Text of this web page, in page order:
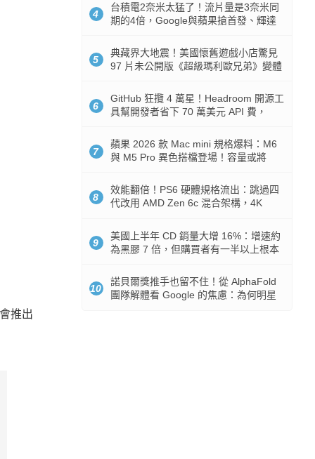
推出
4
台積電2奈米太猛了！流片量是3奈米同
期的4倍，Google與蘋果搶首發、輝達
5
典藏界大地震！美國懷舊遊戲小店驚見
97 片未公開版《超級瑪利歐兄弟》變體
6
GitHub 狂攬 4 萬星！Headroom 開源工
具幫開發者省下 70 萬美元 API 費，
7
蘋果 2026 款 Mac mini 規格爆料：M6
與 M5 Pro 異色搭檔登場！容量或將
8
效能翻倍！PS6 硬體規格流出：跳過四
代改用 AMD Zen 6c 混合架構，4K
9
美國上半年 CD 銷量大增 16%：增速約
為黑膠 7 倍，但購買者有一半以上根本
10
諾貝爾獎推手也留不住！從 AlphaFold
團隊解體看 Google 的焦慮：為何明星